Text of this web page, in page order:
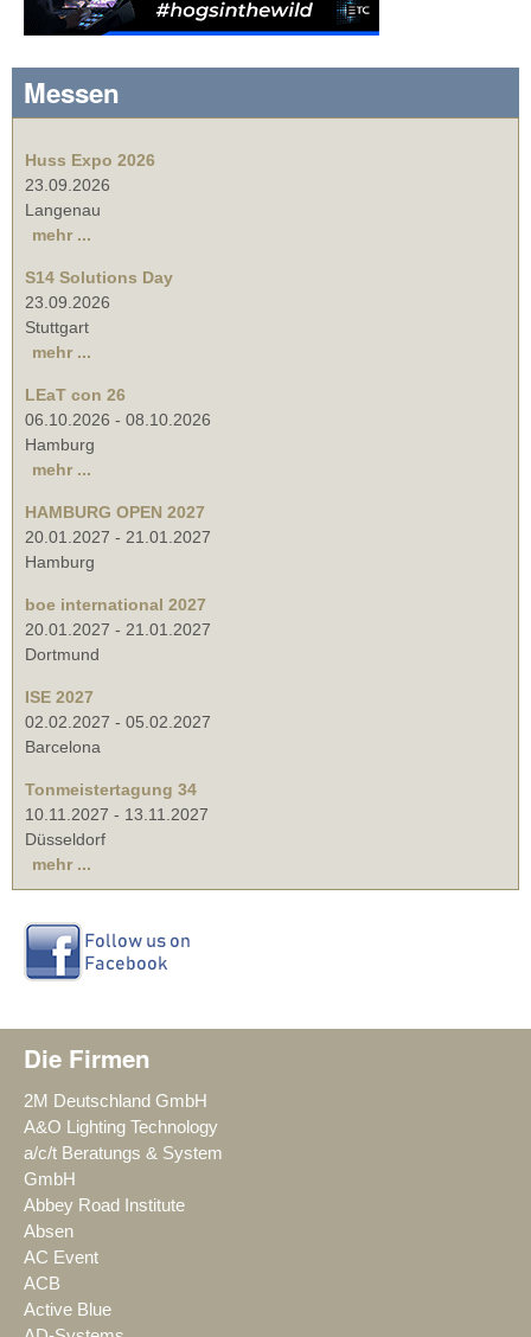
Messen
Huss Expo 2026
23.09.2026
Langenau
mehr ...
S14 Solutions Day
23.09.2026
Stuttgart
mehr ...
LEaT con 26
06.10.2026 - 08.10.2026
Hamburg
mehr ...
HAMBURG OPEN 2027
20.01.2027 - 21.01.2027
Hamburg
boe international 2027
20.01.2027 - 21.01.2027
Dortmund
ISE 2027
02.02.2027 - 05.02.2027
Barcelona
Tonmeistertagung 34
10.11.2027 - 13.11.2027
Düsseldorf
mehr ...
Die Firmen
2M Deutschland GmbH
A&O Lighting Technology
a/c/t Beratungs & System
GmbH
Abbey Road Institute
Absen
AC Event
ACB
Active Blue